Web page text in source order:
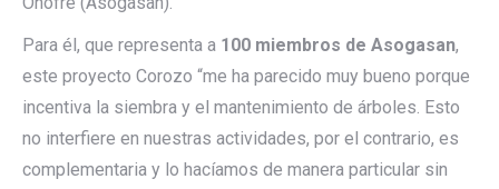
Para él, que representa a 100 miembros de Asogasan,
este proyecto Corozo “me ha parecido muy bueno porque
incentiva la siembra y el mantenimiento de árboles. Esto
no interfiere en nuestras actividades, por el contrario, es
complementaria y lo hacíamos de manera particular sin